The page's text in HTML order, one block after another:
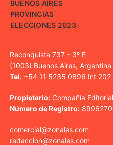
BUENOS AIRES
PROVINCIAS
ELECCIONES 2023
Reconquista 737 – 3º E
(1003) Buenos Aires, Argentina
Tel. +54 11 5235 0896 Int 202
Propietario: Compañía
Número de Registro:
comercial@zonales.com
redaccion@zonales.com